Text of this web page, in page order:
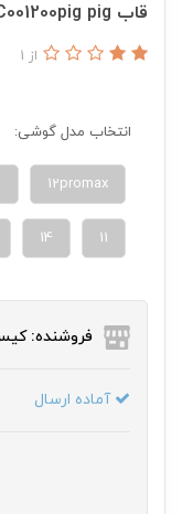
قاب C001200pig pig
از 1
انتخاب مدل گوشی:
12promax
11
14
فروشنده:
آماده ارسال